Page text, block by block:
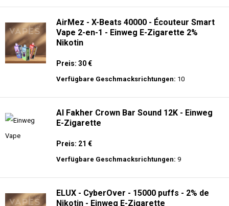
AirMez - X-Beats 40000 - Écouteur Smart
Vape 2-en-1 - Einweg E-Zigarette 2%
Nikotin
Preis: 30 €
Verfügbare Geschmacksrichtungen: 10
Al Fakher Crown Bar Sound 12K - Einweg
E-Zigarette
Preis: 21 €
Verfügbare Geschmacksrichtungen: 9
ELUX - CyberOver - 15000 puffs - 2% de
Nikotin - Einweg E-Zigarette